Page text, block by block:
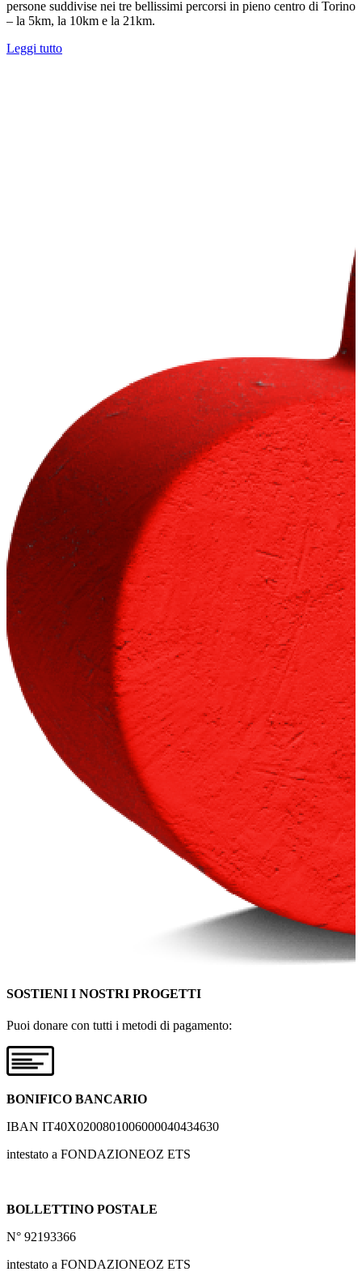
persone suddivise nei tre bellissimi percorsi in pieno centro di Torino
– la 5km, la 10km e la 21km.
Leggi tutto
SOSTIENI I NOSTRI PROGETTI
Puoi donare con tutti i metodi di pagamento:
BONIFICO BANCARIO
IBAN IT40X0200801006000040434630
intestato a FONDAZIONEOZ ETS
BOLLETTINO POSTALE
N° 92193366
intestato a FONDAZIONEOZ ETS